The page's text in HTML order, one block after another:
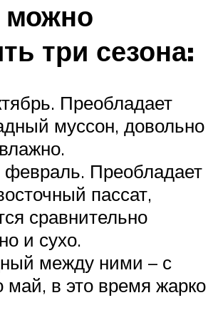
можно
три сезона:
Преобладает
муссон, довольно
Преобладает
пассат,
сравнительно
и сухо.
между ними – с
май, в это время жарко